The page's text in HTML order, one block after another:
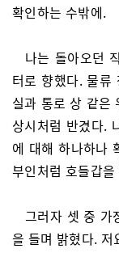
확인하는 수밖에.
나는 돌아오던
터로 향했다. 물류
실과 통로 상 같은
상시처럼 반겼다.
에 대해 하나하나
부인처럼 호들갑
그러자 셋 중 가
을 들며 밝혔다. 저